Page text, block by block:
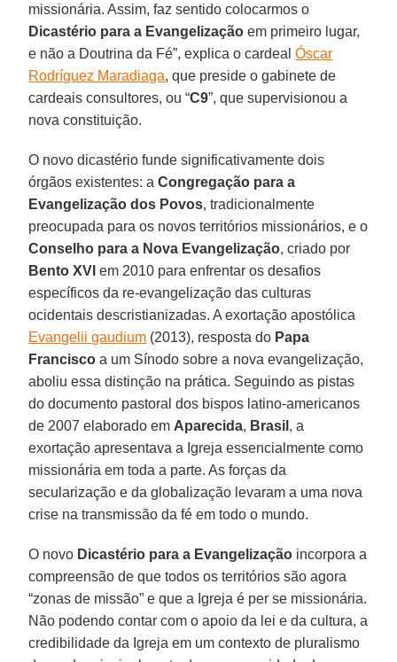
missionária. Assim, faz sentido colocarmos o
Dicastério para a Evangelização em primeiro lugar,
e não a Doutrina da Fé”, explica o cardealÓscar
Rodríguez Maradiaga, que preside o gabinete de
cardeais consultores, ou “C9”, que supervisionou a
nova constituição.
O novo dicastério funde significativamente dois
órgãos existentes: aCongregação para a
Evangelização dos Povos, tradicionalmente
preocupada para os novos territórios missionários, e o
Conselho para a Nova Evangelização, criado por
Bento XVI em 2010 para enfrentar os desafios
específicos da re-evangelização das culturas
ocidentais descristianizadas. A exortação apostólica
Evangelii gaudium (2013), resposta do Papa
Francisco a um Sínodo sobre a nova evangelização,
aboliu essa distinção na prática. Seguindo as pistas
do documento pastoral dos bispos latino-americanos
de 2007 elaborado em Aparecida, Brasil , a
exortação apresentava a Igreja essencialmente como
missionária em toda a parte. As forças da
secularização e da globalização levaram a uma nova
crise na transmissão da fé em todo o mundo.
O novo Dicastério para a Evangelização incorpora a
compreensão de que todos os territórios são agora
“zonas de missão” e que a Igreja é per se missionária.
Não podendo contar com o apoio da lei e da cultura, a
credibilidade da Igreja em um contexto de pluralismo